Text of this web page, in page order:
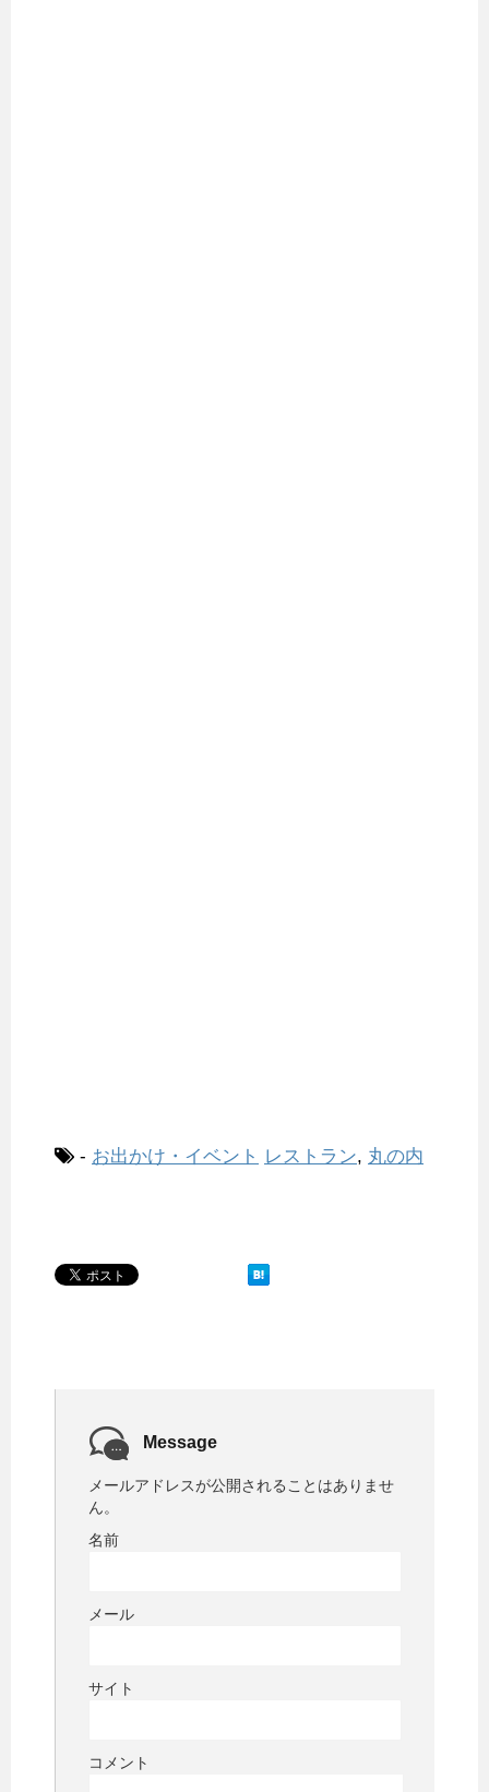
- お出かけ・イベント レストラン, 丸の内
Message
メールアドレスが公開されることはありませ
ん。
名前
メール
サイト
コメント